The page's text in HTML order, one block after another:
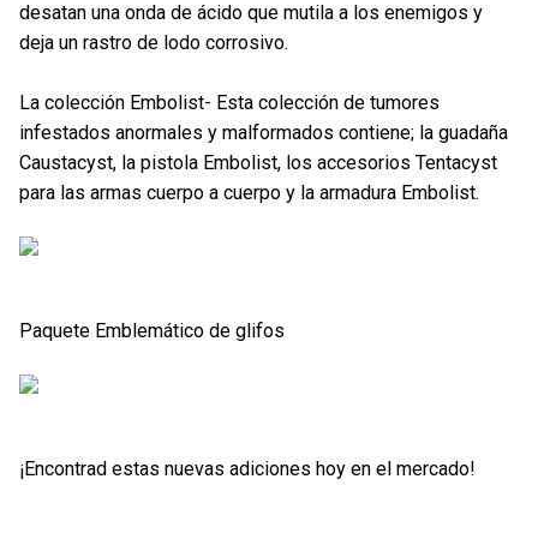
desatan una onda de ácido que mutila a los enemigos y
deja un rastro de lodo corrosivo.
La colección Embolist- Esta colección de tumores
infestados anormales y malformados contiene; la guadaña
Caustacyst, la pistola Embolist, los accesorios Tentacyst
para las armas cuerpo a cuerpo y la armadura Embolist.
Paquete Emblemático de glifos
¡Encontrad estas nuevas adiciones hoy en el mercado!